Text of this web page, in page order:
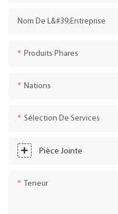
Nom De L&#39;entreprise
Produits Phares
Nations
Sélection De Services
Pièce Jointe
Teneur